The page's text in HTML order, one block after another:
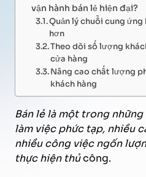
vận hành bán lẻ hiện đại?
Quản lý chuỗi cung ứng
hơn
Theo dõi số lượng
cửa hàng
Nâng cao chất lượng
khách hàng
Bán lẻ là một trong
làm việc phức tạp, nhiều
nhiều công việc ngốn
thực hiện thủcông.